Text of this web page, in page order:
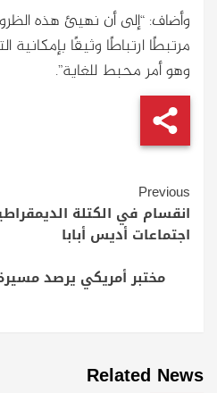
وأضاف: “إلى أن نهيئ هذه
مرتبطًا ارتباطًا وثيقًا بإمكانية
وهو أمر محبط للغاية”.
Continue
Reading
Previous
انقسام في الكتلة
اجتماعات أديس أبابا
مختبر أمريكي يرصد
Related News